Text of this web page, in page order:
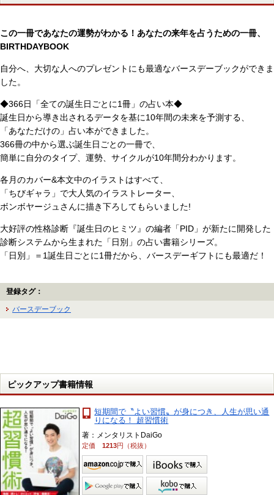
この一冊であなたの運勢がわかる！あなたの来年を占うための一冊、
BIRTHDAYBOOK
自分へ、大切な人へのプレゼントにも最適なバースデーブックができま
した。
◆366日「全ての誕生日ごとに1冊」の占い本◆
誕生日から導き出されるデータを基に10年間の未来を予測する、
「あなただけの」占い本ができました。
366冊の中から選ぶ誕生日ごとの一冊で、
簡単に自分のタイプ、運勢、サイクルが10年間分わかります。
各月のカバー&本文中のイラストはすべて、
「ちびギャラ」で大人気のイラストレーター、
ボンボヤージュさんに描き下ろしてもらいました!
大好評の性格診断『誕生日のヒミツ』の編者「PID」が新たに開発した
診断システムから生まれた「日別」の占い書籍シリーズ。
「日別」＝1誕生日ごとに1冊だから、バースデーギフトにも最適だ！
登録タグ：
バースデーブック
ピックアップ書籍情報
短期間で〝よい習慣〟が身につき、人生が思い通
りになる！ 超習慣術
著：メンタリストDaiGo
定価1213円（税抜）